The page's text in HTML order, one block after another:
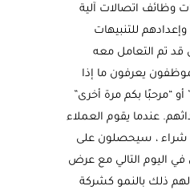
وظائف اتصالات آلية
للتنبيهات
قد تم التعامل معه
يعرفون ما إذا
“مرحبًا بكم مرة أخرى”
عندما يقوم العملاء
شراء ، سيحصلون على
اليوم التالي مع عرض
بالنمو كشركة